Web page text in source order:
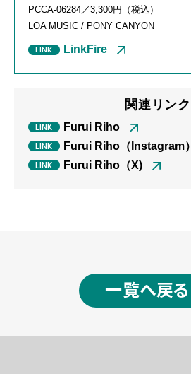
PCCA-06284／3,300円（税込）
LOA MUSIC / PONY CANYON
LinkFire
関連リンク
Furui Riho
Furui Riho（Instagram）
Furui Riho（X)
一覧へ戻る